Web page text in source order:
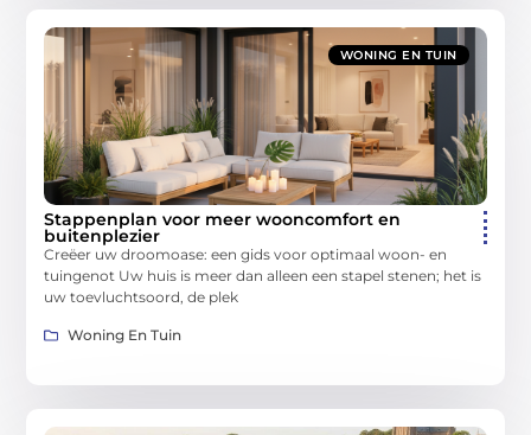
WONING EN TUIN
Stappenplan voor meer wooncomfort en
buitenplezier
Creëer uw droomoase: een gids voor optimaal woon- en
tuingenot Uw huis is meer dan alleen een stapel stenen; het is
uw toevluchtsoord, de plek
Woning En Tuin